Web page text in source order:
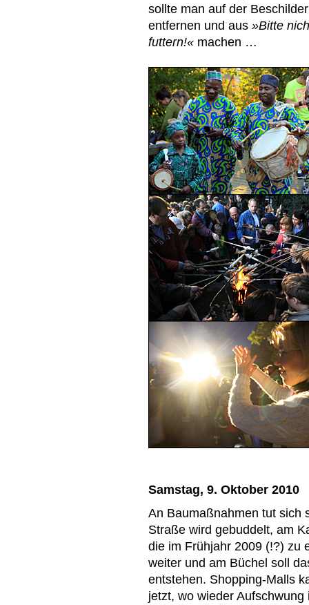
sollte man auf der
entfernen und aus »Bitte
futtern!« machen …
Samstag, 9. Oktober 2010
An Baumaßnahmen tut sich
Straße wird gebuddelt, am
die im Frühjahr 2009 (!?) zu
weiter und am Büchel soll
entstehen. Shopping-Malls
jetzt, wo wieder